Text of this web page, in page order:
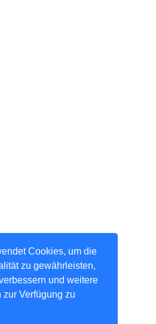
Cookies, um die
zu gewährleisten,
und weitere
Verfügung zu